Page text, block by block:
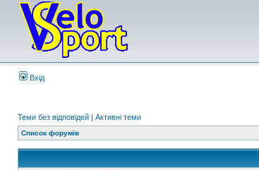
Вхід
Теми без відповідей | Активні теми
Список форумів